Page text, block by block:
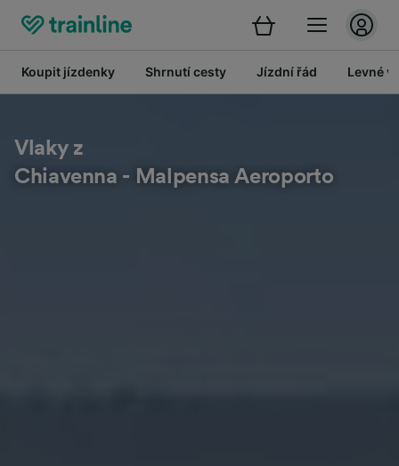
Koupit jízdenky Shrnutí cesty Jízdní řád Levné
Vlaky z
Chiavenna - Malpensa Aeroporto